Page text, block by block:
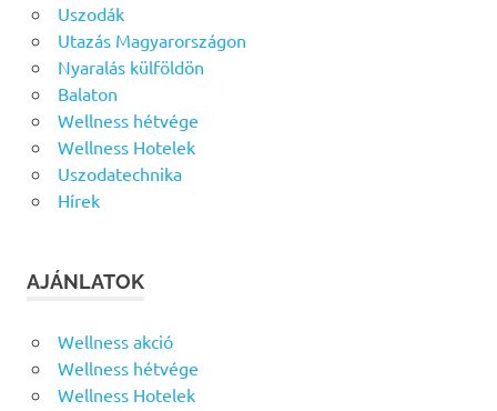
Uszodák
Utazás Magyarországon
Nyaralás külföldön
Balaton
Wellness hétvége
Wellness Hotelek
Uszodatechnika
Hírek
AJÁNLATOK
Wellness akció
Wellness hétvége
Wellness Hotelek